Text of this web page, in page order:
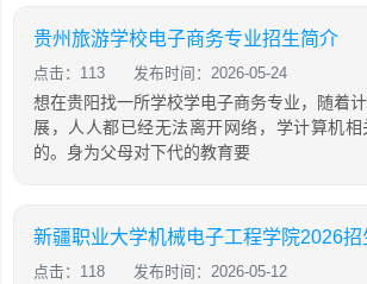
贵州旅游学校电子商务专业招生简介
点击：113 发布时间：2026-05-24
想在贵阳找一所学校学电子商务专业，随着
展，人人都已经无法离开网络，学计算机
的。身为父母对下代的教育要
点击：118 发布时间：2026-05-12